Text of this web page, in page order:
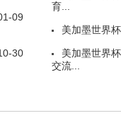
09
30
育...
美加墨世界
美加墨世界
交流...